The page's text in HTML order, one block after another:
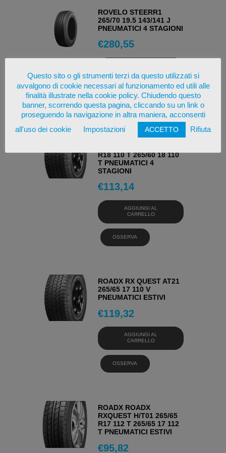
ROVELO STEERR1
265/70 19.5 143/141 J
PNEUMATICI 4 STAGIONI
€280,55
CARRELLO
OSSERVA
ROADX ROADX
R18 110 T 265/60 18 110
T PNEUMATICI 4
STAGIONI
€113,14
AGGIUNGI AL
CARRELLO
OSSERVA
ROADX RX QUEST AT21
265/65 17 110 V
PNEUMATICI ESTIVI
€119,32
AGGIUNGI AL
CARRELLO
OSSERVA
ROADX ROADX
RXQUEST H/T01 265/65
R17 112 T 265/65 17 112
T PNEUMATICI ESTIVI
€95,82
Questo sito o gli strumenti terzi da questo utilizzati si
avvalgono di cookie necessari al funzionamento ed utili alle
finalità illustrate nella cookie policy. Chiudendo questo
banner, scorrendo questa pagina, cliccando su un link o
proseguendo la navigazione in altra maniera, acconsenti
all'uso dei cookie
Impostazioni ACCETTO Rifiuta